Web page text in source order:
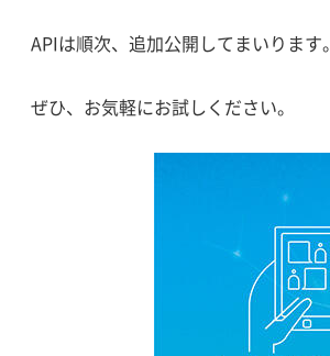
APIは順次、追加公開してまいります。
ぜひ、お気軽にお試しください。